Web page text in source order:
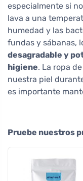
especialmente si
lava a una
humedad y las
fundas y sábanas,
desagradable y
higiene. La ropa
nuestra piel
es importante
Pruebe nuestros